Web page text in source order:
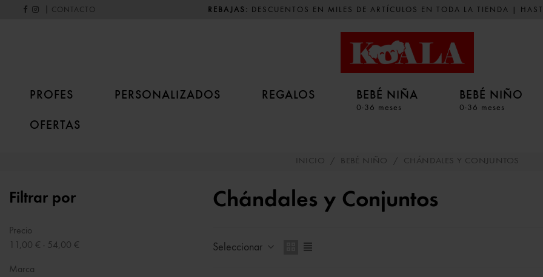
CONTACTO REBAJAS: DESCUENTOS EN MILES DE ARTÍCULOS EN TODA LA TIENDA |
PROFES PERSONALIZADOS REGALOS BEBÉ NIÑA
0-36 meses
BEBÉ NIÑO
0-36 meses
OFERTAS
INICIO / BEBÉ NIÑO / CHÁNDALES Y CONJUNTOS
Filtrar por
Precio
11,00 € - 54,00 €
Marca
Chándales y Conjuntos
Seleccionar